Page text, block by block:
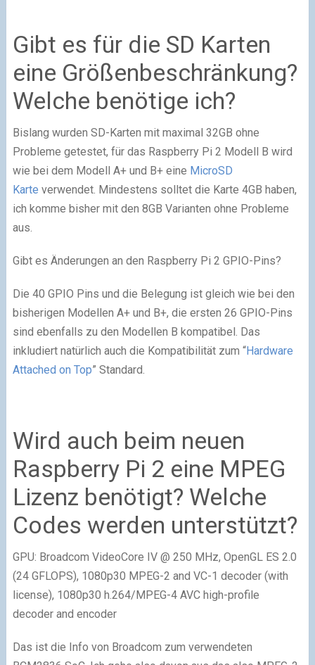
Gibt es für die SD Karten
eine Größenbeschränkung?
Welche benötige ich?
Bislang wurden SD-Karten mit maximal 32GB ohne
Probleme getestet, für das Raspberry Pi 2 Modell B wird
wie bei dem Modell A+ und B+ eine MicroSD
Karte verwendet. Mindestens solltet die Karte 4GB haben,
ich komme bisher mit den 8GB Varianten ohne Probleme
aus.
Gibt es Änderungen an den Raspberry Pi 2 GPIO-Pins?
Die 40 GPIO Pins und die Belegung ist gleich wie bei den
bisherigen Modellen A+ und B+, die ersten 26 GPIO-Pins
sind ebenfalls zu den Modellen B kompatibel. Das
inkludiert natürlich auch die Kompatibilität zum “Hardware
Attached on Top” Standard.
Wird auch beim neuen
Raspberry Pi 2 eine MPEG
Lizenz benötigt? Welche
Codes werden unterstützt?
GPU: Broadcom VideoCore IV @ 250 MHz, OpenGL ES 2.0
(24 GFLOPS), 1080p30 MPEG-2 and VC-1 decoder (with
license), 1080p30 h.264/MPEG-4 AVC high-profile
decoder and encoder
Das ist die Info von Broadcom zum verwendeten